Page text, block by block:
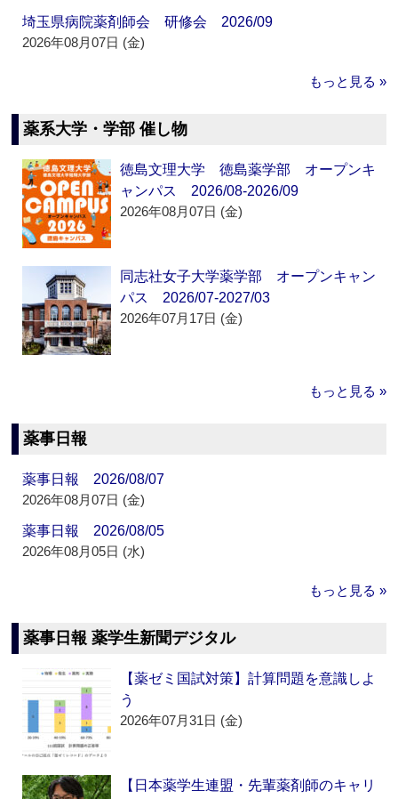
埼玉県病院薬剤師会 研修会 2026/09
2026年08月07日 (金)
もっと見る »
薬系大学・学部 催し物
徳島文理大学 徳島薬学部 オープンキ
ャンパス 2026/08-2026/09
2026年08月07日 (金)
同志社女子大学薬学部 オープンキャン
パス 2026/07-2027/03
2026年07月17日 (金)
もっと見る »
薬事日報
薬事日報 2026/08/07
2026年08月07日 (金)
薬事日報 2026/08/05
2026年08月05日 (水)
もっと見る »
薬事日報 薬学生新聞デジタル
【薬ゼミ国試対策】計算問題を意識しよ
う
2026年07月31日 (金)
【日本薬学生連盟・先輩薬剤師のキャリ